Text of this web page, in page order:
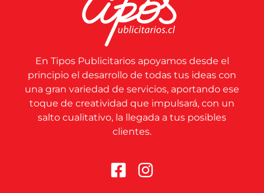
En Tipos Publicitarios apoyamos desde el
principio el desarrollo de todas tus ideas con
una gran variedad de servicios, aportando ese
toque de creatividad que impulsará, con un
salto cualitativo, la llegada a tus posibles
clientes.